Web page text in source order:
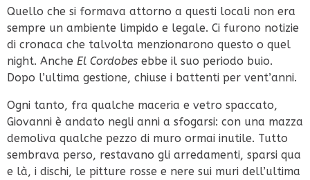
Quello che si formava attorno a questi locali non era
sempre un ambiente limpido e legale. Ci furono notizie
di cronaca che talvolta menzionarono questo o quel
night. Anche El Cordobes ebbe il suo periodo buio.
Dopo l’ultima gestione, chiuse i battenti per vent’anni.
Ogni tanto, fra qualche maceria e vetro spaccato,
Giovanni è andato negli anni a sfogarsi: con una mazza
demoliva qualche pezzo di muro ormai inutile. Tutto
sembrava perso, restavano gli arredamenti, sparsi qua
e là, i dischi, le pitture rosse e nere sui muri dell’ultima